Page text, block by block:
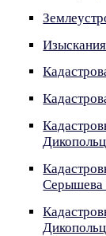
Серышева